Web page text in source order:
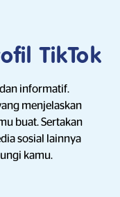
TikTok
informatif.
menjelaskan
buat. Sertakan
sosial lainnya
kamu.